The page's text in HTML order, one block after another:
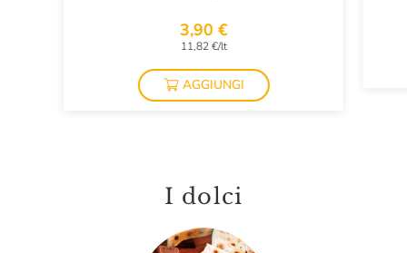
3,90 €
11,82 €/lt
AGGIUNGI
I dolci